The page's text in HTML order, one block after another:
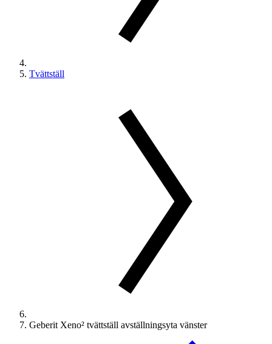
Tvättställ
Geberit Xeno² tvättställ avställningsyta vänster